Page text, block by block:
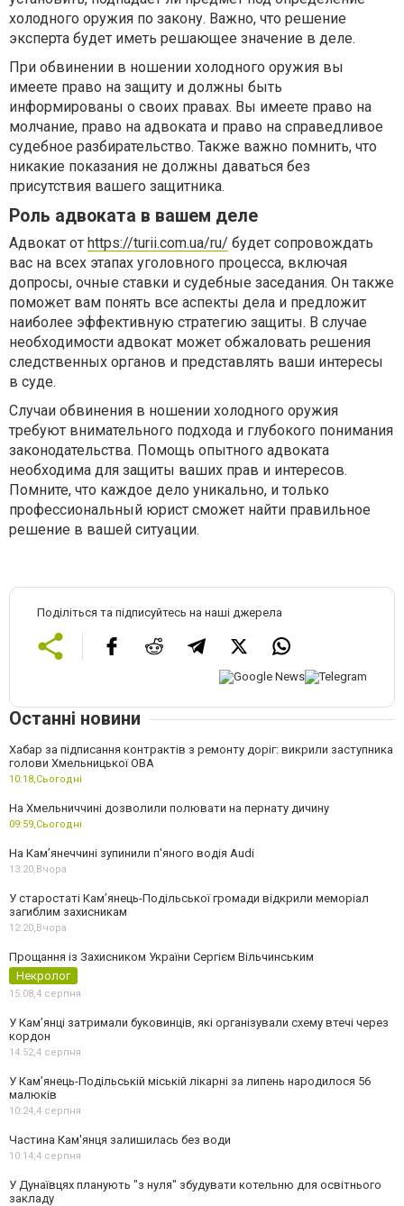
холодного оружия по закону. Важно, что решение
эксперта будет иметь решающее значение в деле.
При обвинении в ношении холодного оружия вы
имеете право на защиту и должны быть
информированы о своих правах. Вы имеете право на
молчание, право на адвоката и право на справедливое
судебное разбирательство. Также важно помнить, что
никакие показания не должны даваться без
присутствия вашего защитника.
Роль адвоката в вашем деле
Адвокат от https://turii.com.ua/ru/ будет сопровождать
вас на всех этапах уголовного процесса, включая
допросы, очные ставки и судебные заседания. Он также
поможет вам понять все аспекты дела и предложит
наиболее эффективную стратегию защиты. В случае
необходимости адвокат может обжаловать решения
следственных органов и представлять ваши интересы
в суде.
Случаи обвинения в ношении холодного оружия
требуют внимательного подхода и глубокого понимания
законодательства. Помощь опытного адвоката
необходима для защиты ваших прав и интересов.
Помните, что каждое дело уникально, и только
профессиональный юрист сможет найти правильное
решение в вашей ситуации.
Поділіться та підписуйтесь на наші джерела
Останні новини
Хабар за підписання контрактів з ремонту доріг: викрили заступника
голови Хмельницької ОВА
10:18,Сьогодні
На Хмельниччині дозволили полювати на пернату дичину
09:59,Сьогодні
На Камʼянеччині зупинили п'яного водія Audi
13:20,Вчора
У старостаті Кам’янець-Подільської громади відкрили меморіал
загиблим захисникам
12:20,Вчора
Прощання із Захисником України Сергієм Вільчинським
Некролог
15:08,4 серпня
У Кам’янці затримали буковинців, які організували схему втечі через
кордон
14:52,4 серпня
У Кам’янець-Подільській міській лікарні за липень народилося 56
малюків
10:24,4 серпня
Частина Кам'янця залишилась без води
10:14,4 серпня
У Дунаївцях планують "з нуля" збудувати котельню для освітнього
закладу